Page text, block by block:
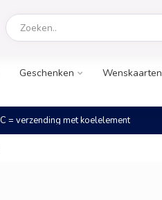
Geschenken Wenskaarten
= verzending met koelelement